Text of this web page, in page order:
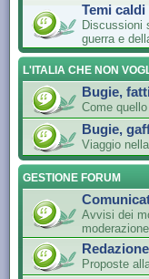
Temi
Discussioni
guerra e
L'ITALIA CHE NON
Bugie,
Come
Bugie,
Viaggio
GESTIONE FORUM
Avvisi dei
Redazione
Proposte